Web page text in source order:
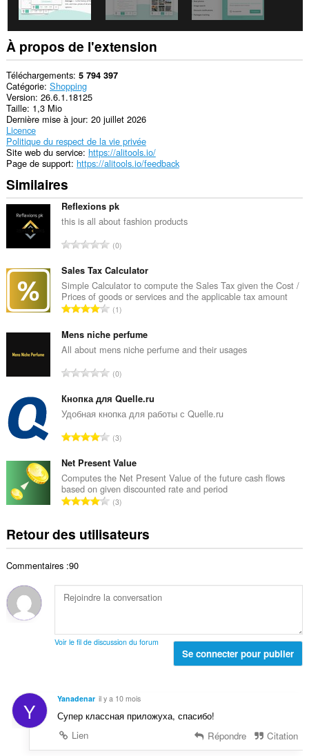
system
tray.
Cette
extension
peut
accéder
à
vos
onglets
et
vos
activités
de
navigation.
À propos de l'extension
Téléchargements 5 794 397
Catégorie Shopping
Version 26.6.1.18125
Taille 1,3 Mio
Dernière mise à jour 20 juillet 2026
Licence
Politique du respect de la vie privée
Site web du service https://alitools.io/
Page de support https://alitools.io/feedback
Similaires
Reflexions pk
this is all about fashion products
N
m
b
r
e
o
t
a
d
e
o
e
s
:
0
Sales Tax Calculator
Simple Calculator to compute the Sales Tax given the Cost /
Prices of goods or services and the applicable tax amount
N
m
b
e
o
t
a
d
e
n
o
e
s
1
Mens niche perfume
All about mens niche perfume and their usages
N
m
b
e
o
t
a
e
n
e
0
Кнопка для Quelle.ru
Удобная кнопка для работы с Quelle.ru
N
m
b
r
e
o
t
d
e
t
3
Net Present Value
Computes the Net Present Value of the future cash flows
based on given discounted rate and period
N
m
b
t
o
l
o
e
:
3
Retour des utilisateurs
Commentaires :90
Voir le fil de discussion du forum
Se connecter pour publier
Y Yanadenar il y a 10 mois
Супер классная приложуха, спасибо!
Lien
Répondre Citation